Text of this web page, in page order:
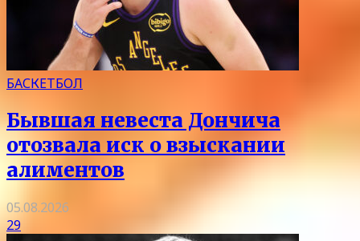
БАСКЕТБОЛ
Бывшая невеста Дончича
отозвала иск о взыскании
алиментов
05.08.2026
29